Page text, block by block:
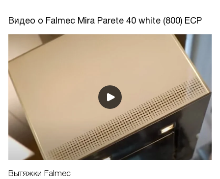
Видео о Falmec Mira Parete 40 white (800) ECP
Вытяжки Falmec